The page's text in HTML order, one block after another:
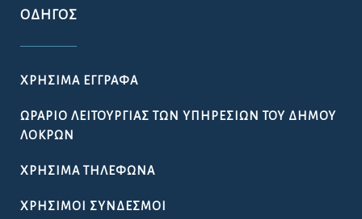
ΟΔΗΓΌΣ
ΧΡΉΣΙΜΑ ΈΓΓΡΑΦΑ
ΩΡΆΡΙΟ ΛΕΙΤΟΥΡΓΊΑΣ ΤΩΝ ΥΠΗΡΕΣΙΏΝ ΤΟΥ ΔΉΜΟΥ
ΛΟΚΡΏΝ
ΧΡΉΣΙΜΑ ΤΗΛΈΦΩΝΑ
ΧΡΉΣΙΜΟΙ ΣΎΝΔΕΣΜΟΙ